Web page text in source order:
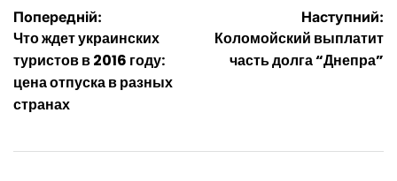
Навігація
записів
Попередній:
Что ждет украинских
туристов в 2016 году:
цена отпуска в разных
странах
Наступний:
Коломойский выплатит
часть долга “Днепра”